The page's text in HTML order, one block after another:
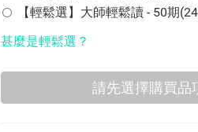
【輕鬆選】大師輕鬆讀 - 50期
甚麼是輕鬆選？